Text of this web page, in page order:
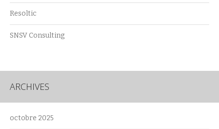
Resoltic
SNSV Consulting
ARCHIVES
octobre 2025